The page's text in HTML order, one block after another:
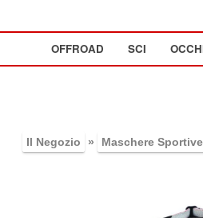
OFFROAD SCI
Il Negozio » Maschere Sportive